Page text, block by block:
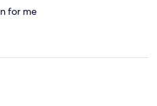
for me